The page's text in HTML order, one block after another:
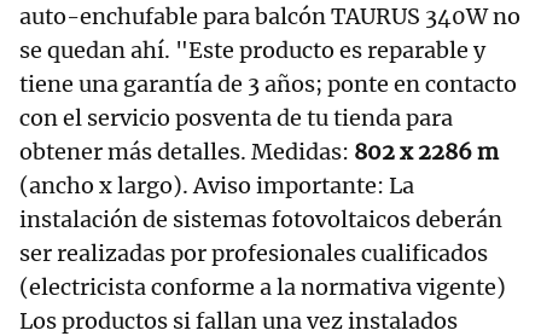
auto-enchufable para balcón TAURUS 340W no
se quedan ahí. "Este producto es reparable y
tiene una garantía de 3 años; ponte en contacto
con el servicio posventa de tu tienda para
obtener más detalles. Medidas: 802 x 2286 m
(ancho x largo). Aviso importante: La
instalación de sistemas fotovoltaicos deberán
ser realizadas por profesionales cualificados
(electricista conforme a la normativa vigente)
Los productos si fallan una vez instalados